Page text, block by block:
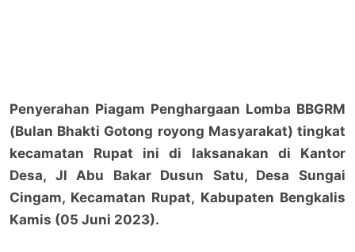
Penyerahan Piagam Penghargaan Lomba BBGRM
(Bulan Bhakti Gotong royong Masyarakat) tingkat
kecamatan Rupat ini di laksanakan di Kantor
Desa, Jl Abu Bakar Dusun Satu, Desa Sungai
Cingam, Kecamatan Rupat, Kabupaten Bengkalis
Kamis (05 Juni 2023).